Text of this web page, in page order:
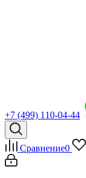
+7 (499) 110-04-44
Сравнение0